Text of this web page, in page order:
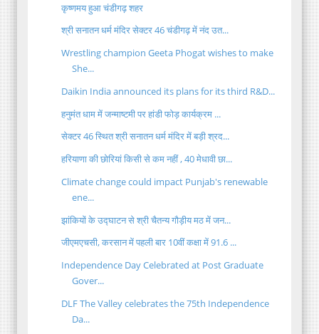
कृष्णमय हुआ चंडीगढ़ शहर
श्री सनातन धर्म मंदिर सेक्टर 46 चंडीगढ़ में नंद उत...
Wrestling champion Geeta Phogat wishes to make
She...
Daikin India announced its plans for its third R&D...
हनुमंत धाम में जन्माष्टमी पर हांडी फोड़ कार्यक्रम ...
सेक्टर 46 स्थित श्री सनातन धर्म मंदिर में बड़ी श्रद...
हरियाणा की छोरियां किसी से कम नहीं , 40 मेधावी छा...
Climate change could impact Punjab's renewable
ene...
झांकियों के उद्घाटन से श्री चैतन्य गौड़ीय मठ में जन...
जीएमएचसी, करसान में पहली बार 10वीं कक्षा में 91.6 ...
Independence Day Celebrated at Post Graduate
Gover...
DLF The Valley celebrates the 75th Independence
Da...